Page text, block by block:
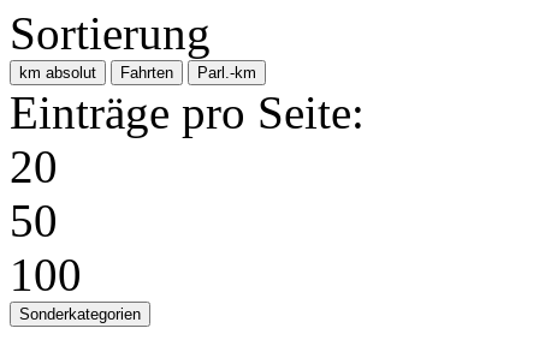
Sortierung
km absolut Fahrten Parl.-km
Einträge pro Seite:
20
50
100
Sonderkategorien